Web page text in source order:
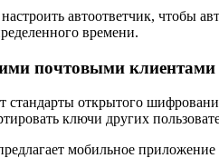
автоответчик, чтобы
времени.
почтовыми клиентами
стандарты открытого
ключи других
мобильное